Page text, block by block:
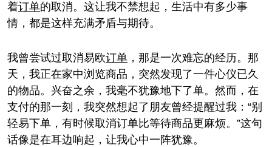
着订单的取消。这让我不禁想起，生活中有多少事
情，都是这样充满矛盾与期待。
我曾尝试过取消易欧订单 ，那是一次难忘的经历。那
天，我正在家中浏览商品，突然发现了一件心仪已久
的物品。兴奋之余，我毫不犹豫地下了单。然而，在
支付的那一刻，我突然想起了朋友曾经提醒过我：“别
轻易下单，有时候取消订单比等待商品更麻烦。”这句
话像是在耳边响起，让我心中一阵犹豫。